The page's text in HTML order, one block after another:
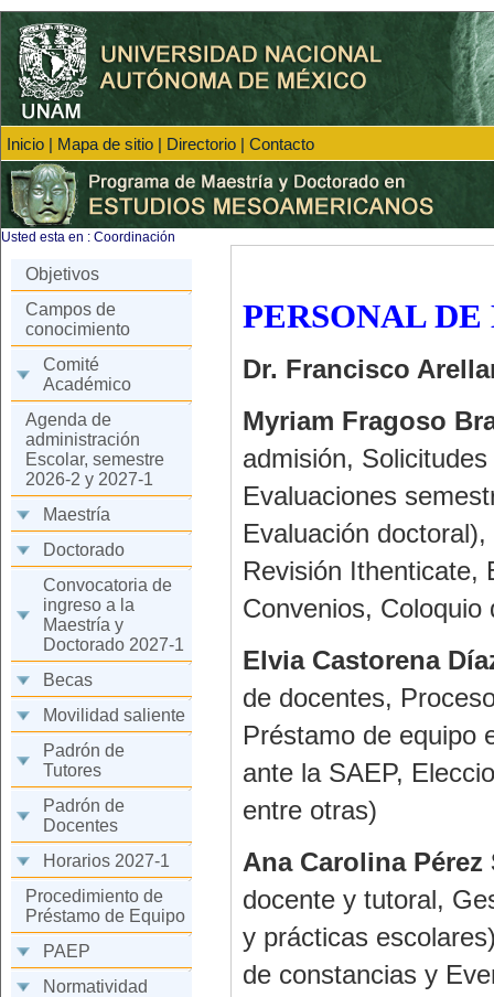
Inicio | Mapa de sitio | Directorio | Contacto
Usted esta en : Coordinación
Objetivos
Campos de
conocimiento
Comité
Académico
Agenda de
administración
Escolar, semestre
2026-2 y 2027-1
Maestría
Doctorado
Convocatoria de
ingreso a la
Maestría y
Doctorado 2027-1
Becas
Movilidad saliente
Padrón de
Tutores
Padrón de
Docentes
Horarios 2027-1
Procedimiento de
Préstamo de Equipo
PAEP
Normatividad
PERSONAL
Dr. Francisco
Myriam Fragoso
admisión,
Evaluaciones
Evaluación
Revisión Ithenticate,
Convenios,
Elvia Castorena
de docentes,
Préstamo de equipo
ante la SAEP,
entre otras)
Ana Carolina
docente y tutoral,
y prácticas
de constancias y